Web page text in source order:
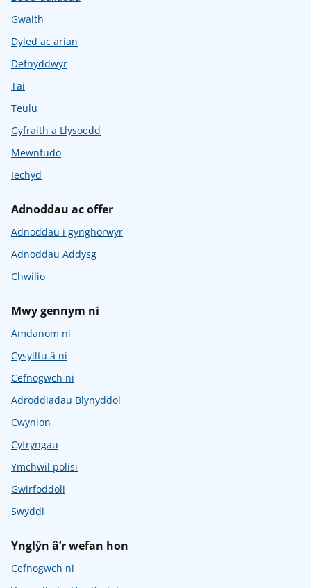
Gwaith
Dyled ac arian
Defnyddwyr
Tai
Teulu
Gyfraith a Llysoedd
Mewnfudo
Iechyd
Adnoddau ac offer
Adnoddau i gynghorwyr
Adnoddau Addysg
Chwilio
Mwy gennym ni
Amdanom ni
Cysylltu â ni
Cefnogwch ni
Adroddiadau Blynyddol
Cwynion
Cyfryngau
Ymchwil polisi
Gwirfoddoli
Swyddi
Ynglŷn â’r wefan hon
Cefnogwch ni